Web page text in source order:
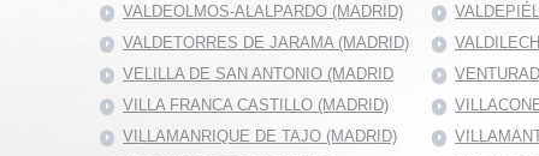
VALDEOLMOS-ALALPARDO (MADRID)
VALDETORRES DE JARAMA (MADRID)
VELILLA DE SAN ANTONIO (MADRID
VILLA FRANCA CASTILLO (MADRID)
VILLAMANRIQUE DE TAJO (MADRID)